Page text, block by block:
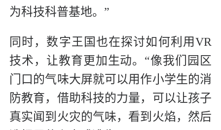
为科技科普基地。”
同时，数字王国也在探讨如何利用VR
技术，让教育更加生动。“像我们园区
门口的气味大屏就可以用作小学生的消
防教育，借助科技的力量，可以让孩子
真实闻到火灾的气味，看到火焰，然后